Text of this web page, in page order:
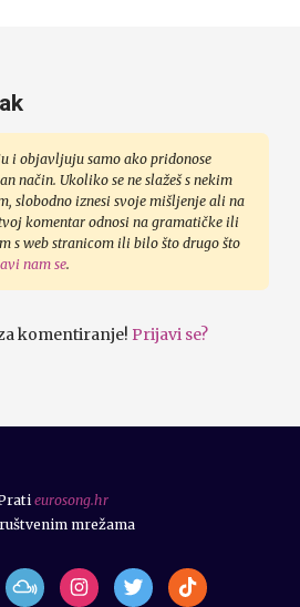
i objavljuju samo ako pridonose
način. Ukoliko se ne slažeš s nekim
slobodno iznesi svoje mišljenje ali na
komentar odnosi na gramatičke ili
s web stranicom ili bilo što drugo što
nam se.
komentiranje! Prijavi se?
eurosong.hr
mrežama